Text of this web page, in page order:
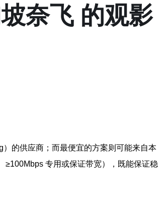
奈飞 的观影
的供应商；而最便宜的方案则可能来自本
专用或保证带宽），既能保证稳